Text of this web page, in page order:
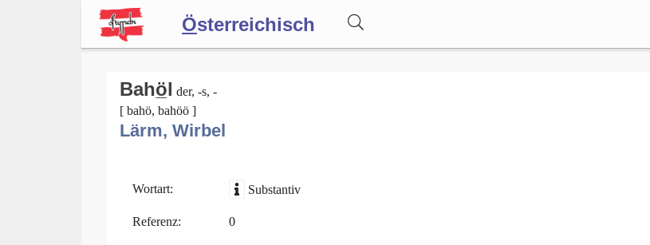
Österreichisch
Forum
Blog
Bahö̲l der, -s, -
[ bahö, bahöö ]
Lärm, Wirbel
Wortart: Substantiv
Referenz: 0